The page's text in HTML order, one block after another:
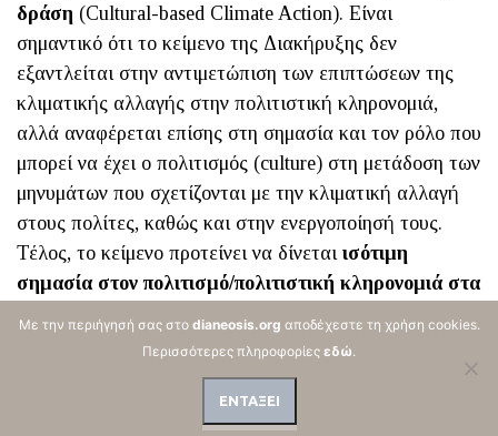
δράση (Cultural-based Climate Action). Είναι
σημαντικό ότι το κείμενο της Διακήρυξης δεν
εξαντλείται στην αντιμετώπιση των επιπτώσεων της
κλιματικής αλλαγής στην πολιτιστική κληρονομιά,
αλλά αναφέρεται επίσης στη σημασία και τον ρόλο που
μπορεί να έχει ο πολιτισμός (culture) στη μετάδοση των
μηνυμάτων που σχετίζονται με την κλιματική αλλαγή
στους πολίτες, καθώς και στην ενεργοποίησή τους.
Τέλος, το κείμενο προτείνει να δίνεται ισότιμη
σημασία στον πολιτισμό/πολιτιστική κληρονομιά στα
αντιμετώπιση των επιπτώσεων της κλιματικής
, πρόταση που έχει ιδιαίτερη σημασία, καθώς
στο 70% -ή και περισσότερο- των Εθνικών Σχεδίων η
Με την περιήγησή σας στο dianeosis.org αποδέχεστε τη χρήση cookies.
Περισσότερες πληροφορίες εδώ.
ΕΝΤΑΞΕΙ